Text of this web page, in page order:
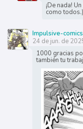
¡De nada!
como
Impulsive-comics
24 de jun. de
1000 gracias
también tu